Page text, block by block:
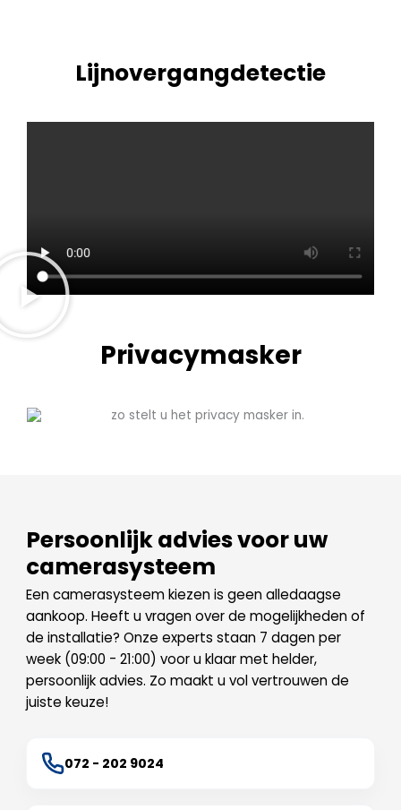
Lijnovergangdetectie
Privacymasker
Persoonlijk advies voor uw
camerasysteem
Een camerasysteem kiezen is geen alledaagse
aankoop. Heeft u vragen over de mogelijkheden of
de installatie? Onze experts staan 7 dagen per
week (09:00 - 21:00) voor u klaar met helder,
persoonlijk advies. Zo maakt u vol vertrouwen de
juiste keuze!
072 - 202 9024